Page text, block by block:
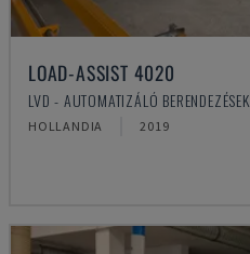
LOAD-ASSIST 4020
LVD - AUTOMATIZÁLÓ BERENDEZÉSEK
HOLLANDIA 2019